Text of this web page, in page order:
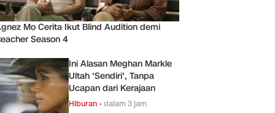
Mo Cerita Ikut Blind Audition demi
Season 4
Ini Alasan Meghan Markle
Ultah 'Sendiri', Tanpa
Ucapan dari Kerajaan
Hiburan •dalam 3 jam